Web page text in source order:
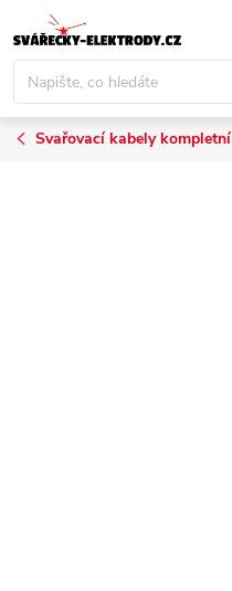
na
obsah
Svařovací kabely kompletní